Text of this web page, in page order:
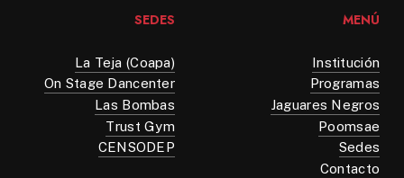
SEDES
La Teja (Coapa)
On Stage Dancenter
Las Bombas
Trust Gym
CENSODEP
MENÚ
Institución
Programas
Jaguares Negros
Poomsae
Sedes
Contacto